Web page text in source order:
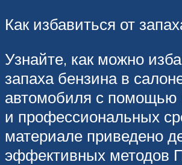
Как избавиться от
Узнайте, как можно
запаха бензина в
автомобиля с помощью
и профессиональных
материале приведено
эффективных методов